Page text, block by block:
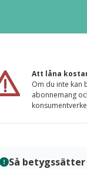
Att låna
Om du inte kan
abonnemang
Så